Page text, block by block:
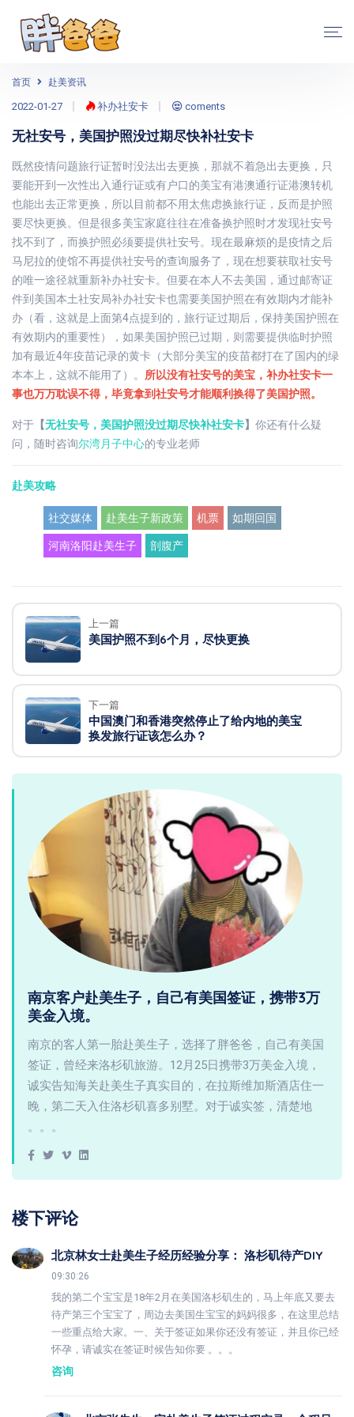
首页 赴美资讯
2022-01-27 补办社安卡 coments
无社安号，美国护照没过期尽快补社安卡
既然疫情问题旅行证暂时没法出去更换，那就不着急出去更换，只
要能开到一次性出入通行证或有户口的美宝有港澳通行证港澳转机
也能出去正常更换，所以目前都不用太焦虑换旅行证，反而是护照
要尽快更换。但是很多美宝家庭往往在准备换护照时才发现社安号
找不到了，而换护照必须要提供社安号。现在最麻烦的是疫情之后
马尼拉的使馆不再提供社安号的查询服务了，现在想要获取社安号
的唯一途径就重新补办社安卡。但要在本人不去美国，通过邮寄证
件到美国本土社安局补办社安卡也需要美国护照在有效期内才能补
办（看，这就是上面第4点提到的，旅行证过期后，保持美国护照在
有效期内的重要性），如果美国护照已过期，则需要提供临时护照
加有最近4年疫苗记录的黄卡（大部分美宝的疫苗都打在了国内的绿
本本上，这就不能用了）。 所以没有社安号的美宝，补办社安卡一
事也万万耽误不得，毕竟拿到社安号才能顺利换得了美国护照。
对于 【无社安号，美国护照没过期尽快补社安卡】 你还有什么疑
问，随时咨询尔湾月子中心的专业老师
赴美攻略
社交媒体 赴美生子新政策 机票 如期回国
河南洛阳赴美生子 剖腹产
上一篇
美国护照不到6个月，尽快更换
下一篇
中国澳门和香港突然停止了给内地的美宝
换发旅行证该怎么办？
南京客户赴美生子，自己有美国签证，携带3万
美金入境。
南京的客人第一胎赴美生子，选择了胖爸爸，自己有美国
签证，曾经来洛杉矶旅游。12月25日携带3万美金入境，
诚实告知海关赴美生子真实目的，在拉斯维加斯酒店住一
晚，第二天入住洛杉矶喜多别墅。对于诚实签，清楚地
。。。
楼下评论
北京林女士赴美生子经历经验分享： 洛杉矶待产DIY
09:30:26
我的第二个宝宝是18年2月在美国洛杉矶生的，马上年底又要去
待产第三个宝宝了，周边去美国生宝宝的妈妈很多，在这里总结
一些重点给大家。一、关于签证如果你还没有签证，并且你已经
怀孕，请诚实在签证时候告知你要 。。。
咨询